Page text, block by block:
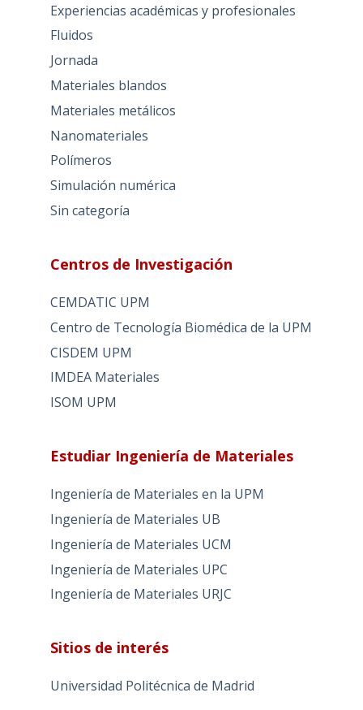
Experiencias académicas y profesionales
Fluidos
Jornada
Materiales blandos
Materiales metálicos
Nanomateriales
Polímeros
Simulación numérica
Sin categoría
Centros de Investigación
CEMDATIC UPM
Centro de Tecnología Biomédica de la UPM
CISDEM UPM
IMDEA Materiales
ISOM UPM
Estudiar Ingeniería de Materiales
Ingeniería de Materiales en la UPM
Ingeniería de Materiales UB
Ingeniería de Materiales UCM
Ingeniería de Materiales UPC
Ingeniería de Materiales URJC
Sitios de interés
Universidad Politécnica de Madrid